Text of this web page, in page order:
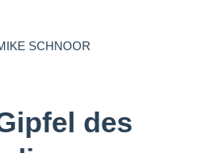
SCHNOOR
des